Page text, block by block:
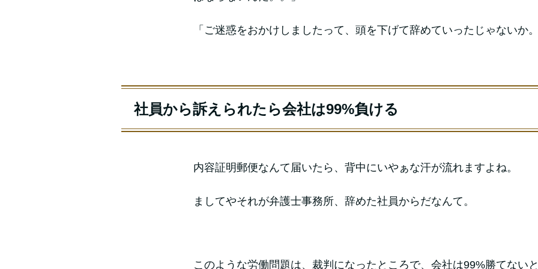
「ご迷惑をおかけしましたって、頭を下げて辞めていったじゃないか。
社員から訴えられたら会社は99%負ける
内容証明郵便なんて届いたら、背中にいやぁな汗が流れますよね。
ましてやそれが弁護士事務所、辞めた社員からだなんて。
このような労働問題は、裁判になったところで、会社は99%勝てないと